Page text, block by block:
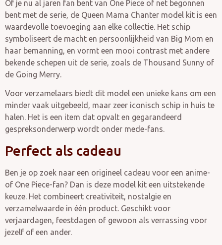
Of je nu al jaren fan bent van One Piece of net begonnen
bent met de serie, de Queen Mama Chanter model kit is een
waardevolle toevoeging aan elke collectie. Het schip
symboliseert de macht en persoonlijkheid van Big Mom en
haar bemanning, en vormt een mooi contrast met andere
bekende schepen uit de serie, zoals de Thousand Sunny of
de Going Merry.
Voor verzamelaars biedt dit model een unieke kans om een
minder vaak uitgebeeld, maar zeer iconisch schip in huis te
halen. Het is een item dat opvalt en gegarandeerd
gespreksonderwerp wordt onder mede-fans.
Perfect als cadeau
Ben je op zoek naar een origineel cadeau voor een anime-
of One Piece-fan? Dan is deze model kit een uitstekende
keuze. Het combineert creativiteit, nostalgie en
verzamelwaarde in één product. Geschikt voor
verjaardagen, feestdagen of gewoon als verrassing voor
jezelf of een ander.